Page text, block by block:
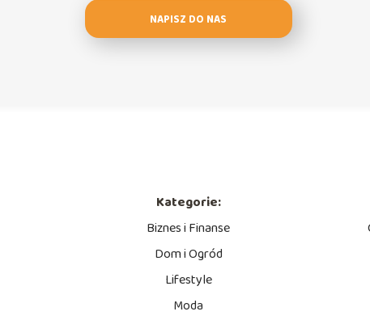
NAPISZ DO NAS
Kategorie:
Biznes i Finanse
Dom i Ogród
Lifestyle
Moda